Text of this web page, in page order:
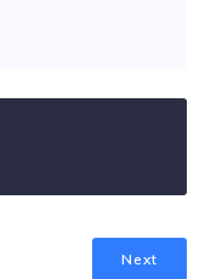
Next